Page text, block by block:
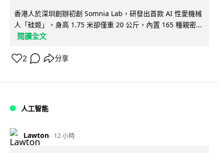
香港人於深圳創辦初創 Somnia Lab，研發出首款 AI 性愛機械
人「硅姬」，身高 1.75 米卻僅重 20 公斤，內置 165 種親密...
閱讀全文
2 分享
人工智能
Lawton 12 小時